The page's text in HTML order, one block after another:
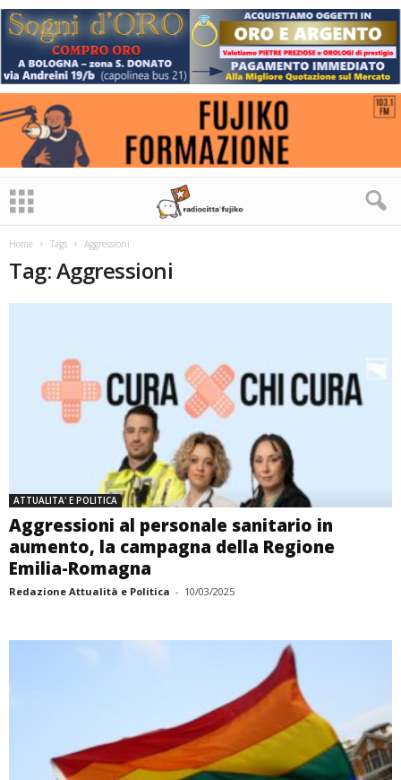
Home Tags Aggressioni
Tag: Aggressioni
ATTUALITA' E POLITICA
Aggressioni al personale sanitario in
aumento, la campagna della Regione
Emilia-Romagna
Redazione Attualità e Politica - 10/03/2025